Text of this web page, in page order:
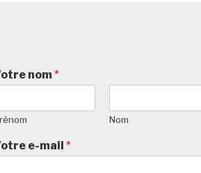
nom*
Nom
e-mail *